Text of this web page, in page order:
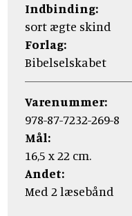
Indbinding:
sort ægte skind
Forlag:
Bibelselskabet
Varenummer:
978-87-7232-269-8
Mål:
16,5 x 22 cm.
Andet:
Med 2 læsebånd